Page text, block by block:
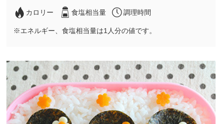
カロリー 食塩相当量 調理時間
※エネルギー、食塩相当量は1人分の値です。